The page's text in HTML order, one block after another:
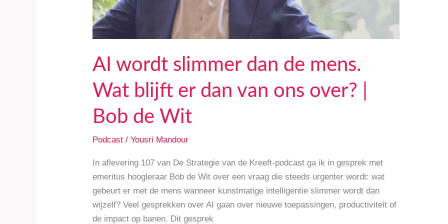
AI wordt slimmer dan de mens.
Wat blijft er dan van ons over? |
Bob de Wit
Podcast /Yousri Mandour
In aflevering 107 van De Strategie van de Kreeft-podcast ga ik in gesprek met
emeritus hoogleraar Bob de Wit over een vraag die steeds urgenter wordt: wat
gebeurt er met de mens wanneer kunstmatige intelligentie slimmer wordt dan
wijzelf? Veel gesprekken over AI gaan over nieuwe toepassingen, productiviteit of
de impact op banen. Dit gesprek
van
ons
over?
Bob
de
Wit